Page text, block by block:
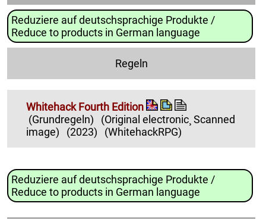
Reduziere auf deutschsprachige Produkte /
Reduce to products in German language
Regeln
Whitehack Fourth Edition
(Grundregeln)
(Original electronic¸ Scanned
image)
(2023) (WhitehackRPG)
Reduziere auf deutschsprachige Produkte /
Reduce to products in German language